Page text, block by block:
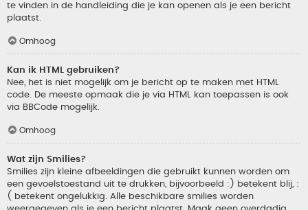
te vinden in de handleiding die je kan openen als je een bericht
plaatst.
Omhoog
Kan ik HTML gebruiken?
Nee, het is niet mogelijk om je bericht op te maken met HTML
code. De meeste opmaak die je via HTML kan toepassen is ook
via BBCode mogelijk.
Omhoog
Wat zijn Smilies?
Smilies zijn kleine afbeeldingen die gebruikt kunnen worden om
een gevoelstoestand uit te drukken, bijvoorbeeld :) betekent blij, :
( betekent ongelukkig. Alle beschikbare smilies worden